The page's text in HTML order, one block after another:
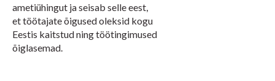
ametiühingut ja seisab selle eest,
et töötajate õigused oleksid kogu
Eestis kaitstud ning töötingimused
õiglasemad.